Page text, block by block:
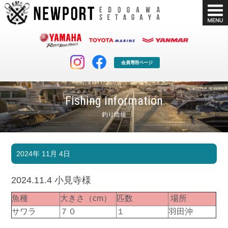
会員専用ページ
Fishing information
釣り情報
マリンクラブ
マリンライフを堪能したい！
ボート販売
ボート免許
長年の実績と信頼！
店舗情報
Shop Info.
公式ブログ
Blog
2024年 11月 4日
2024.11.4 小見寺様
魚種 大きさ（cm） 匹数
場所
サワラ
７０ １ 羽田沖